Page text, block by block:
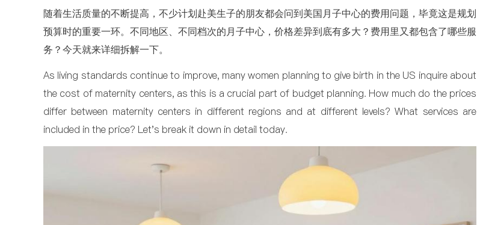
随着生活质量的不断提高，不少计划赴美生子的朋友都会问到美国月子中心的费用问题，毕竟这是规划
预算时的重要一环。不同地区、不同档次的月子中心，价格差异到底有多大？费用里又都包含了哪些服
务？今天就来详细拆解一下。
As living standards continue to improve, many women planning to give birth in the US inquire about
the cost of maternity centers, as this is a crucial part of budget planning. How much do the prices
differ between maternity centers in different regions and at different levels? What services are
included in the price? Let's break it down in detail today.